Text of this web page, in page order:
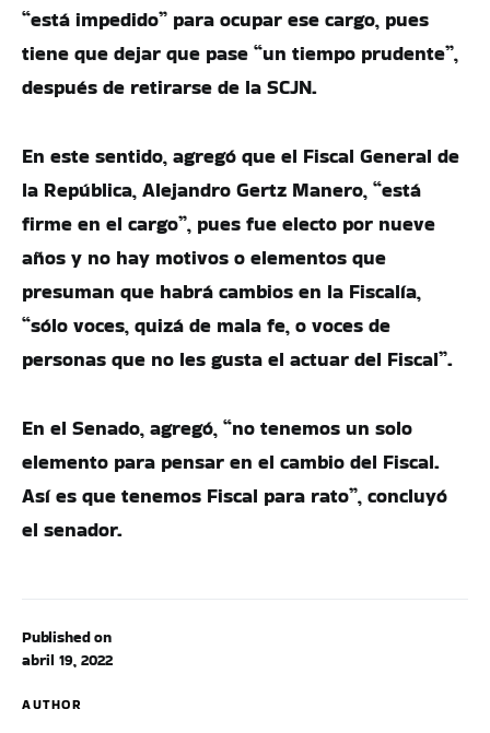
Published on
abril 19, 2022
AUTHOR
“está impedido” para ocupar ese cargo, pues
tiene que dejar que pase “un tiempo prudente”,
después de retirarse de la SCJN.
En este sentido, agregó que el Fiscal General de
la República, Alejandro Gertz Manero, “está
firme en el cargo”, pues fue electo por nueve
años y no hay motivos o elementos que
presuman que habrá cambios en la Fiscalía,
“sólo voces, quizá de mala fe, o voces de
personas que no les gusta el actuar del Fiscal”.
En el Senado, agregó, “no tenemos un solo
elemento para pensar en el cambio del Fiscal.
Así es que tenemos Fiscal para rato”, concluyó
el senador.